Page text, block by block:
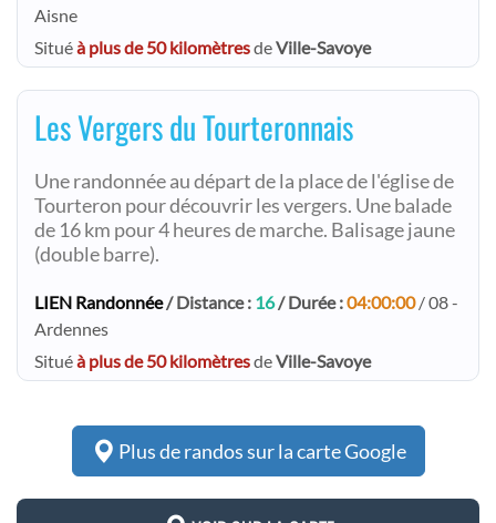
Aisne
Situéà plus de 50 kilomètresdeVille-Savoye
Les Vergers du Tourteronnais
Une randonnée au départ de la place de l'église de
Tourteron pour découvrir les vergers. Une balade
de 16 km pour 4 heures de marche. Balisage jaune
(double barre).
LIEN Randonnée/ Distance : 16/ Durée :04:00:00/ 08 -
Ardennes
Situéà plus de 50 kilomètresdeVille-Savoye
Plus de randos sur la carte Google